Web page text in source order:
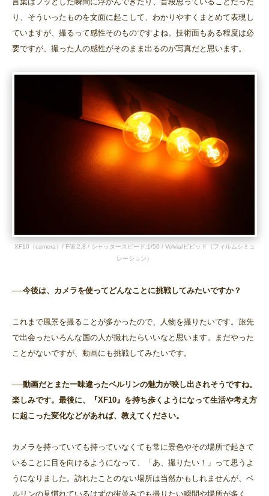
り、そういったものを文面に起こして、わかりやすくまとめて表現し
ていますが、撮るって感性そのものですよね。技術面もある程度は必
要ですが、撮った人の感性がそのまま出るのが写真だと思います。
XF10（camera）/ F値:2.8 / シャッタースピード:1/50 / Velvia/ビビッド（フィルムシミュ
レーション）
──今後は、カメラを使ってどんなことに挑戦してみたいですか？
これまで風景を撮ることが多かったので、人物を撮りたいです。旅先
で出会ったいろんな国の人が撮れたらいいなと思います。まだやった
ことがないですが、動画にも挑戦してみたいです。
──動画だとまた一味違ったベルリンの魅力が映し出されそうですね。
楽しみです。最後に、『XF10』を持ち歩くようになって生活や考え方
に起こった変化などがあれば、教えてください。
カメラを持っていても持っていなくても常に景色やその場所で起きて
いることに目を向けるようになって、「あ、撮りたい！」って思うよ
うになりました。訪れたことのない場所は当然かもしれませんが、ベ
ルリンの見慣れているはずの街並みでも撮りたい瞬間や場所が多く